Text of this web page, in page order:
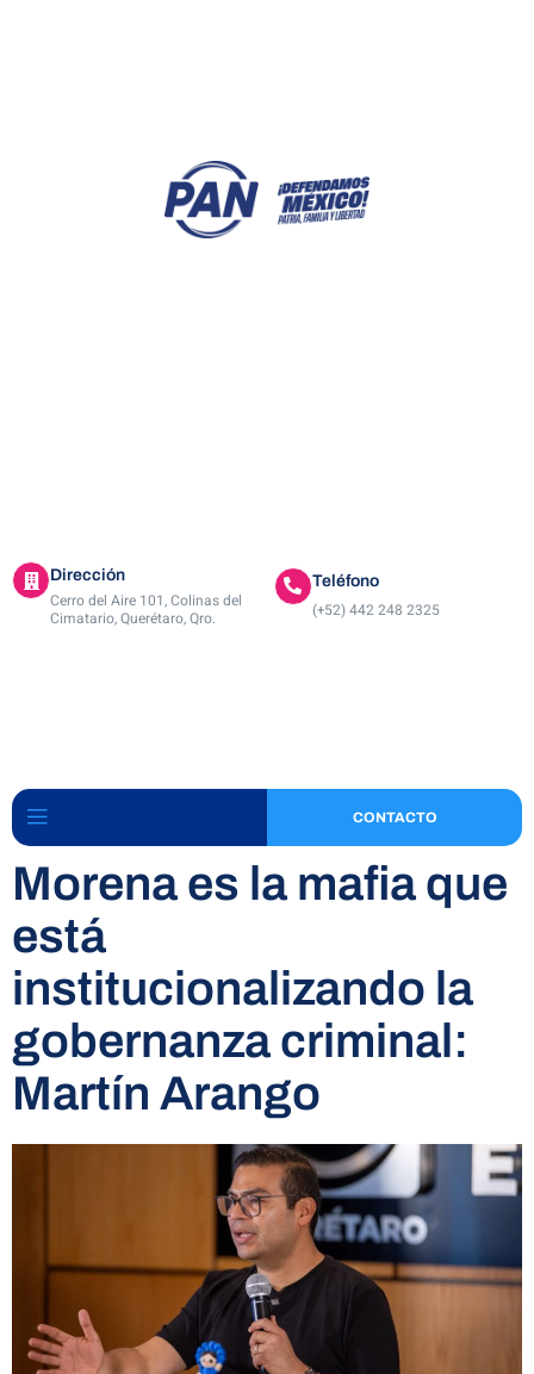
Dirección
Cerro del Aire 101, Colinas del
Cimatario, Querétaro, Qro.
Teléfono
(+52) 442 248 2325
CONTACTO
Morena es la mafia que
está
institucionalizando la
gobernanza criminal:
Martín Arango